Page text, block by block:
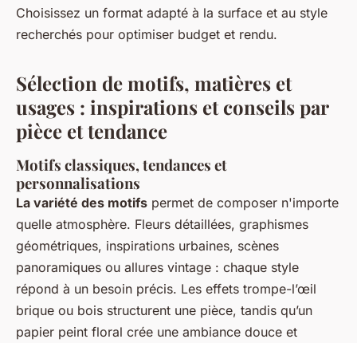
Choisissez un format adapté à la surface et au style
recherchés pour optimiser budget et rendu.
Sélection de motifs, matières et
usages : inspirations et conseils par
pièce et tendance
Motifs classiques, tendances et
personnalisations
La variété des motifs permet de composer n'importe
quelle atmosphère. Fleurs détaillées, graphismes
géométriques, inspirations urbaines, scènes
panoramiques ou allures vintage : chaque style
répond à un besoin précis. Les effets trompe-l’œil
brique ou bois structurent une pièce, tandis qu’un
papier peint floral crée une ambiance douce et